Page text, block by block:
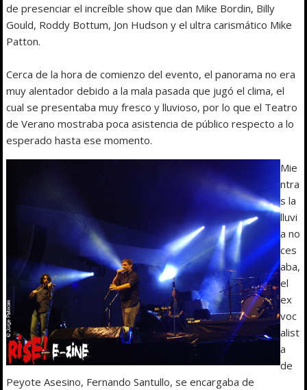
de presenciar el increíble show que dan Mike Bordin, Billy
Gould, Roddy Bottum, Jon Hudson y el ultra carismático Mike
Patton.
Cerca de la hora de comienzo del evento, el panorama no era
muy alentador debido a la mala pasada que jugó el clima, el
cual se presentaba muy fresco y lluvioso, por lo que el Teatro
de Verano mostraba poca asistencia de público respecto a lo
esperado hasta ese momento.
Mie
ntra
s la
lluvi
a no
ces
aba,
el
ex
voc
alist
a
de
Peyote Asesino, Fernando Santullo, se encargaba de